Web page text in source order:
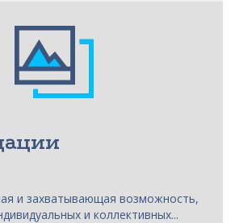
и захватывающая возможность,
и коллективных...